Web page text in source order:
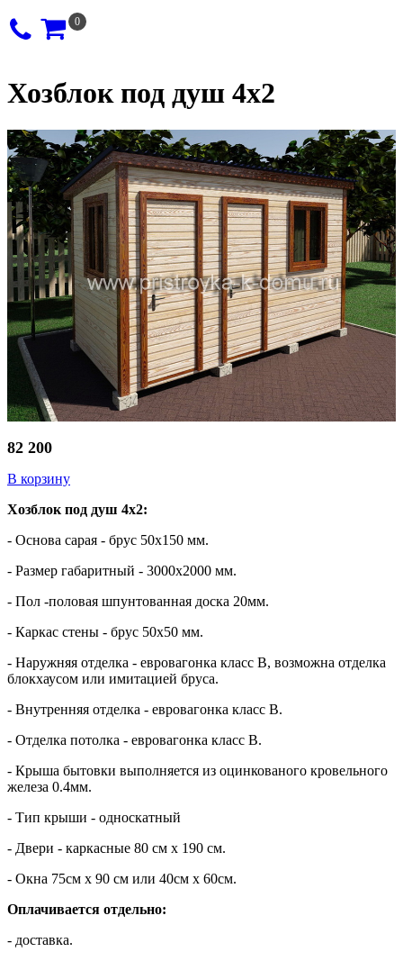
0
Хозблок под душ 4х2
82 200
В корзину
Хозблок под душ 4х2:
- Основа сарая - брус 50х150 мм.
- Размер габаритный - 3000х2000 мм.
- Пол -половая шпунтованная доска 20мм.
- Каркас стены - брус 50х50 мм.
- Наружняя отделка - евровагонка класс В, возможна отделка
блокхаусом или имитацией бруса.
- Внутренняя отделка - евровагонка класс В.
- Отделка потолка - евровагонка класс В.
- Крыша бытовки выполняется из оцинкованого кровельного
железа 0.4мм.
- Тип крыши - односкатный
- Двери - каркасные 80 см х 190 см.
- Окна 75см х 90 см или 40см х 60см.
Оплачивается отдельно:
- доставка.